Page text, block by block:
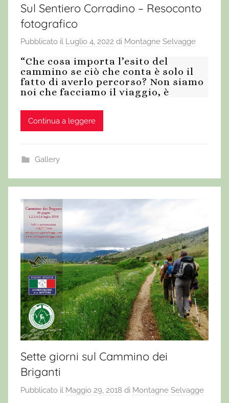
Sul Sentiero Corradino – Resoconto
fotografico
Pubblicato il Luglio 4, 2022 di Montagne Selvagge
“Che cosa importa l’esito del
cammino se ciò che conta è solo il
fatto di averlo percorso? Non siamo
noi che facciamo il viaggio, è
Continua a leggere
Gallery
Sette giorni sul Cammino dei
Briganti
Pubblicato il Maggio 29, 2018 di Montagne Selvagge